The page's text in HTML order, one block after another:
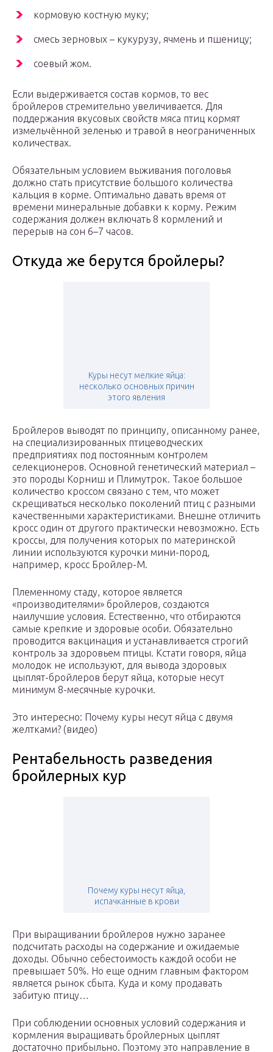
кормовую костную муку;
смесь зерновых – кукурузу, ячмень и пшеницу;
соевый жом.
Если выдерживается состав кормов, то вес
бройлеров стремительно увеличивается. Для
поддержания вкусовых свойств мяса птиц кормят
измельчённой зеленью и травой в неограниченных
количествах.
Обязательным условием выживания поголовья
должно стать присутствие большого количества
кальция в корме. Оптимально давать время от
времени минеральные добавки к корму. Режим
содержания должен включать 8 кормлений и
перерыв на сон 6–7 часов.
Откуда же берутся бройлеры?
Куры несут мелкие яйца:
несколько основных причин
этого явления
Бройлеров выводят по принципу, описанному ранее,
на специализированных птицеводческих
предприятиях под постоянным контролем
селекционеров. Основной генетический материал –
это породы Корниш и Плимутрок. Такое большое
количество кроссом связано с тем, что может
скрещиваться несколько поколений птиц с разными
качественными характеристиками. Внешне отличить
кросс один от другого практически невозможно. Есть
кроссы, для получения которых по материнской
линии используются курочки мини-пород,
например, кросс Бройлер-М.
Племенному стаду, которое является
«производителями» бройлеров, создаются
наилучшие условия. Естественно, что отбираются
самые крепкие и здоровые особи. Обязательно
проводится вакцинация и устанавливается строгий
контроль за здоровьем птицы. Кстати говоря, яйца
молодок не используют, для вывода здоровых
цыплят-бройлеров берут яйца, которые несут
минимум 8-месячные курочки.
Это интересно: Почему куры несут яйца с двумя
желтками? (видео)
Рентабельность разведения
бройлерных кур
Почему куры несут яйца,
испачканные в крови
При выращивании бройлеров нужно заранее
подсчитать расходы на содержание и ожидаемые
доходы. Обычно себестоимость каждой особи не
превышает 50%. Но еще одним главным фактором
является рынок сбыта. Куда и кому продавать
забитую птицу…
При соблюдении основных условий содержания и
кормления выращивать бройлерных цыплят
достаточно прибыльно. Поэтому это направление в